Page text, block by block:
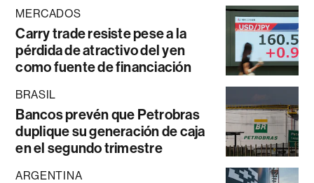
MERCADOS
Carry trade resiste pese a la
pérdida de atractivo del yen
como fuente de financiación
BRASIL
Bancos prevén que Petrobras
duplique su generación de caja
en el segundo trimestre
ARGENTINA